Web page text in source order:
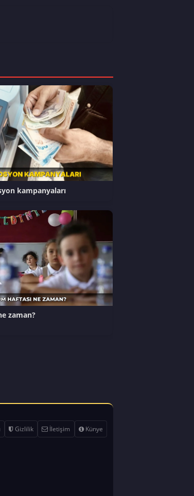
kampanyaları
zaman?
Gizlilik İletişim Künye